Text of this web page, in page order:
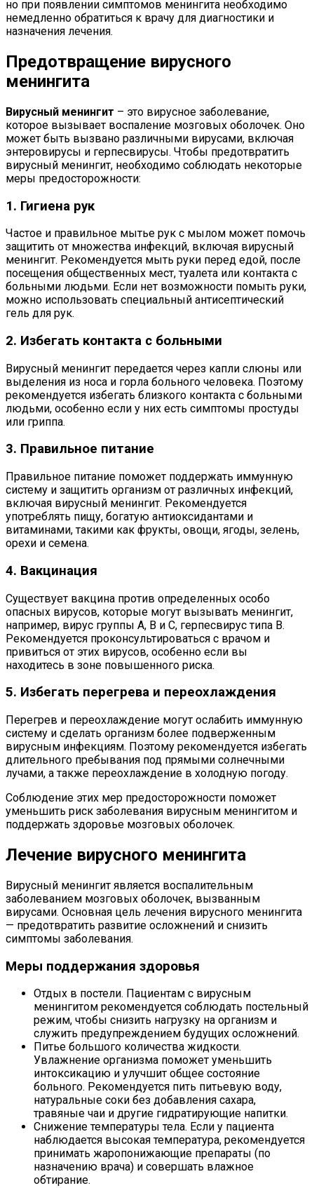
но при появлении симптомов менингита необходимо
немедленно обратиться к врачу для диагностики и
назначения лечения.
Предотвращение вирусного
менингита
Вирусный менингит – это вирусное заболевание,
которое вызывает воспаление мозговых оболочек. Оно
может быть вызвано различными вирусами, включая
энтеровирусы и герпесвирусы. Чтобы предотвратить
вирусный менингит, необходимо соблюдать некоторые
меры предосторожности:
1. Гигиена рук
Частое и правильное мытье рук с мылом может помочь
защитить от множества инфекций, включая вирусный
менингит. Рекомендуется мыть руки перед едой, после
посещения общественных мест, туалета или контакта с
больными людьми. Если нет возможности помыть руки,
можно использовать специальный антисептический
гель для рук.
2. Избегать контакта с больными
Вирусный менингит передается через капли слюны или
выделения из носа и горла больного человека. Поэтому
рекомендуется избегать близкого контакта с больными
людьми, особенно если у них есть симптомы простуды
или гриппа.
3. Правильное питание
Правильное питание поможет поддержать иммунную
систему и защитить организм от различных инфекций,
включая вирусный менингит. Рекомендуется
употреблять пищу, богатую антиоксидантами и
витаминами, такими как фрукты, овощи, ягоды, зелень,
орехи и семена.
4. Вакцинация
Существует вакцина против определенных особо
опасных вирусов, которые могут вызывать менингит,
например, вирус группы A, В и C, герпесвирус типа В.
Рекомендуется проконсультироваться с врачом и
привиться от этих вирусов, особенно если вы
находитесь в зоне повышенного риска.
5. Избегать перегрева и переохлаждения
Перегрев и переохлаждение могут ослабить иммунную
систему и сделать организм более подверженным
вирусным инфекциям. Поэтому рекомендуется избегать
длительного пребывания под прямыми солнечными
лучами, а также переохлаждение в холодную погоду.
Соблюдение этих мер предосторожности поможет
уменьшить риск заболевания вирусным менингитом и
поддержать здоровье мозговых оболочек.
Лечение вирусного менингита
Вирусный менингит является воспалительным
заболеванием мозговых оболочек, вызванным
вирусами. Основная цель лечения вирусного менингита
— предотвратить развитие осложнений и снизить
симптомы заболевания.
Меры поддержания здоровья
Отдых в постели. Пациентам с вирусным
менингитом рекомендуется соблюдать постельный
режим, чтобы снизить нагрузку на организм и
служить предупреждением будущих осложнений.
Питье большого количества жидкости.
Увлажнение организма поможет уменьшить
интоксикацию и улучшит общее состояние
больного. Рекомендуется пить питьевую воду,
натуральные соки без добавления сахара,
травяные чаи и другие гидратирующие напитки.
Снижение температуры тела. Если у пациента
наблюдается высокая температура, рекомендуется
принимать жаропонижающие препараты (по
назначению врача) и совершать влажное
обтирание.